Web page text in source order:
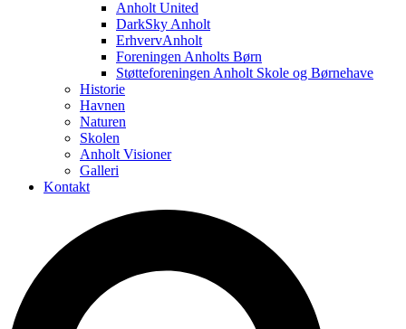
Anholt United
DarkSky Anholt
ErhvervAnholt
Foreningen Anholts Børn
Støtteforeningen Anholt Skole og Børnehave
Historie
Havnen
Naturen
Skolen
Anholt Visioner
Galleri
Kontakt